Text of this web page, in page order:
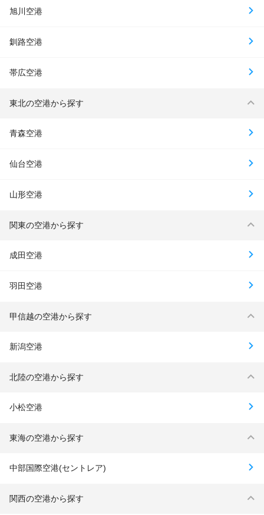
旭川空港
釧路空港
帯広空港
東北の空港から探す
青森空港
仙台空港
山形空港
関東の空港から探す
成田空港
羽田空港
甲信越の空港から探す
新潟空港
北陸の空港から探す
小松空港
東海の空港から探す
中部国際空港(セントレア)
関西の空港から探す